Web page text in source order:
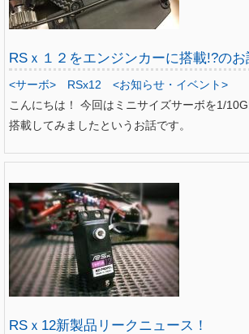
RSｘ１２をエンジンカーに搭載!?のお
<サーボ> RSx12
<お知らせ・イベント>
こんにちは！ 今回はミニサイズサーボを1/
搭載してみましたというお話です。
RSｘ12新製品リークニュース！